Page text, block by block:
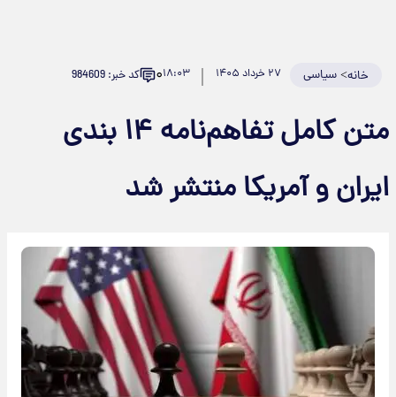
خانه>سیاسی ۲۷ خرداد ۱۴۰۵ ۱۸:۰۳۰ کد خبر: 984609
متن کامل تفاهم‌نامه ۱۴ بندی
ایران و آمریکا منتشر شد